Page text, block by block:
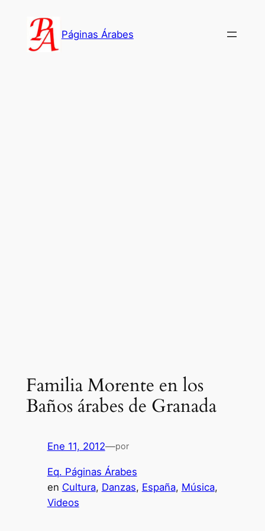
contenido
Páginas Árabes
Familia Morente en los
Baños árabes de Granada
Ene 11, 2012—por
Eq. Páginas Árabes
en Cultura, Danzas, España, Música
Videos